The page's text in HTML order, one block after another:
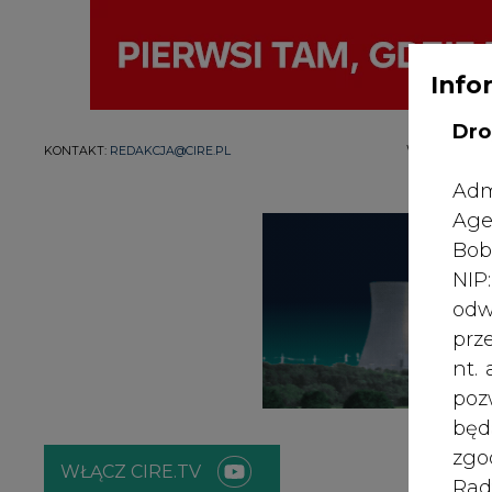
KONTAKT: REDAKCJA@CIRE.PL WYDAWCA
WŁĄCZ CIRE.TV
nt.